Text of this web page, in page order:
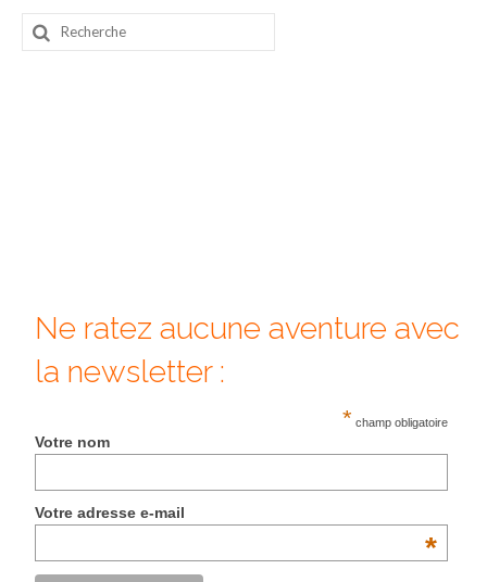
Rechercher
:
Ne ratez aucune aventure avec
la newsletter :
* champ obligatoire
Votre nom
Votre adresse e-mail
*